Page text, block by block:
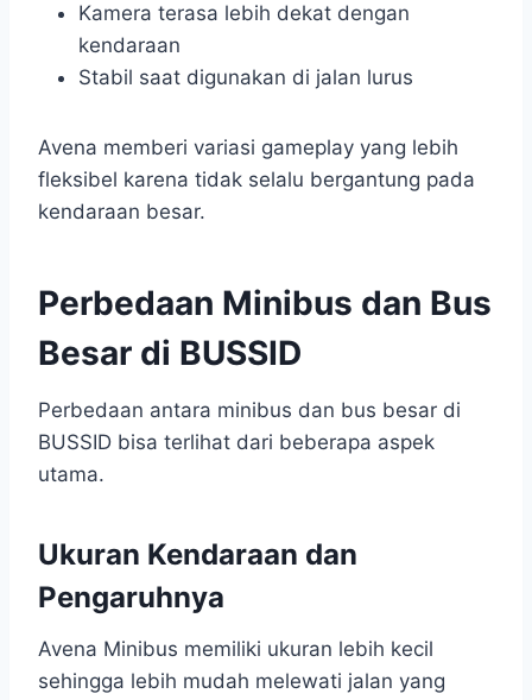
Kamera terasa lebih dekat dengan
kendaraan
Stabil saat digunakan di jalan lurus
Avena memberi variasi gameplay yang lebih
fleksibel karena tidak selalu bergantung pada
kendaraan besar.
Perbedaan Minibus dan Bus
Besar di BUSSID
Perbedaan antara minibus dan bus besar di
BUSSID bisa terlihat dari beberapa aspek
utama.
Ukuran Kendaraan dan
Pengaruhnya
Avena Minibus memiliki ukuran lebih kecil
sehingga lebih mudah melewati jalan yang